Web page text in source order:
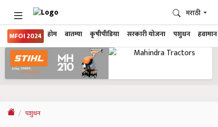
MFOI 2024 होम बातम्या कृषीपीडिया सरकारी योजना पशुधन हवामान
मराठी
पशुधन